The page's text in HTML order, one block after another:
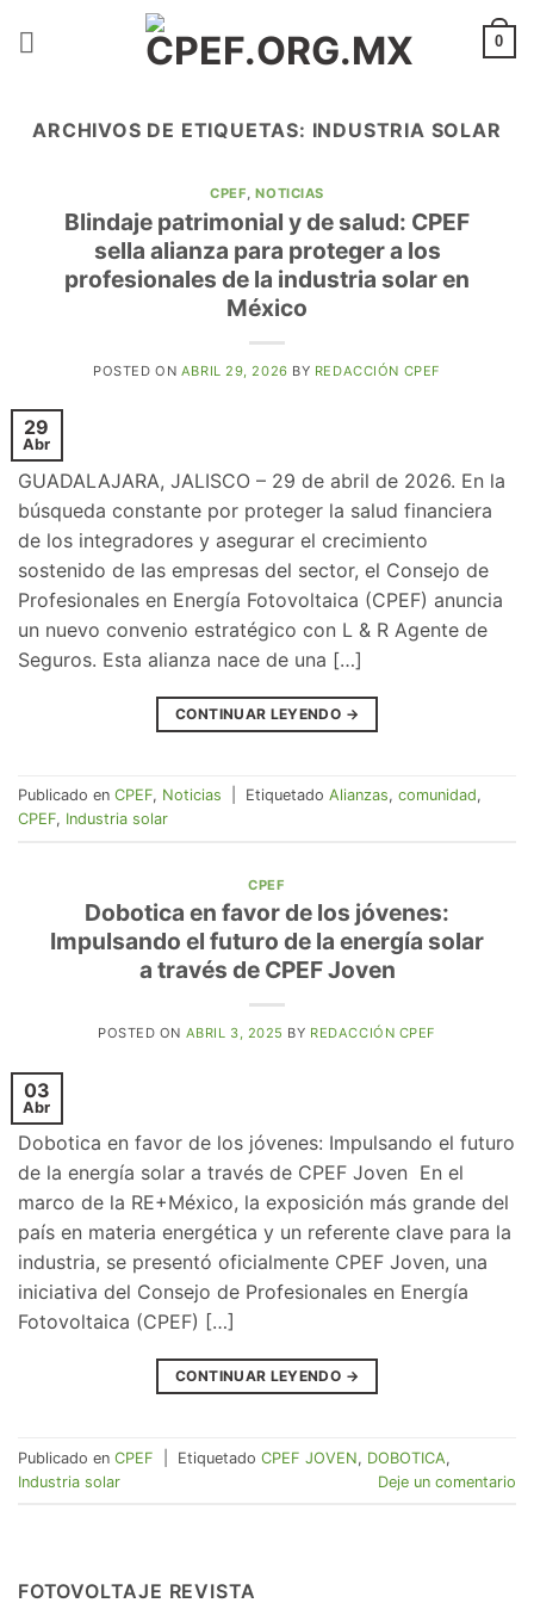
0
ARCHIVOS DE ETIQUETAS: INDUSTRIA SOLAR
CPEF,NOTICIAS
Blindaje patrimonial y de salud: CPEF
sella alianza para proteger a los
profesionales de la industria solar en
México
POSTED ON ABRIL 29, 2026 BY REDACCIÓN CPEF
29
Abr
GUADALAJARA, JALISCO – 29 de abril de 2026. En la
búsqueda constante por proteger la salud financiera
de los integradores y asegurar el crecimiento
sostenido de las empresas del sector, el Consejo de
Profesionales en Energía Fotovoltaica (CPEF) anuncia
un nuevo convenio estratégico con L & R Agente de
Seguros. Esta alianza nace de una […]
CONTINUAR LEYENDO →
Publicado en CPEF, Noticias Etiquetado Alianzas, comunidad,
CPEF, Industria solar
CPEF
Dobotica en favor de los jóvenes:
Impulsando el futuro de la energía solar
a través de CPEF Joven
POSTED ON ABRIL 3, 2025 BY REDACCIÓN CPEF
03
Abr
Dobotica en favor de los jóvenes: Impulsando el futuro
de la energía solar a través de CPEF Joven En el
marco de la RE+México, la exposición más grande del
país en materia energética y un referente clave para la
industria, se presentó oficialmente CPEF Joven, una
iniciativa del Consejo de Profesionales en Energía
Fotovoltaica (CPEF) […]
CONTINUAR LEYENDO →
Publicado en CPEF Etiquetado CPEF JOVEN, DOBOTICA,
Industria solar
Deje un comentario
FOTOVOLTAJE REVISTA